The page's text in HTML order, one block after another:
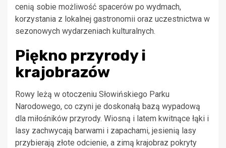
cenią sobie możliwość spacerów po wydmach,
korzystania z lokalnej gastronomii oraz uczestnictwa w
sezonowych wydarzeniach kulturalnych.
Piękno przyrody i
krajobrazów
Rowy leżą w otoczeniu Słowińskiego Parku
Narodowego, co czyni je doskonałą bazą wypadową
dla miłośników przyrody. Wiosną i latem kwitnące łąki i
lasy zachwycają barwami i zapachami, jesienią lasy
przybierają złote odcienie, a zimą krajobraz pokryty